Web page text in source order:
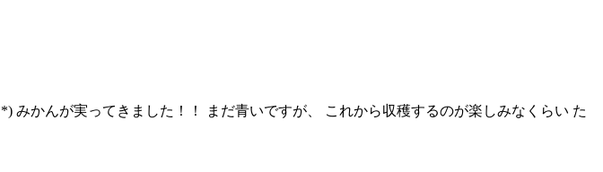
みかんが実ってきました！！ まだ青いですが、 これから収穫するのが楽しみなくらい た